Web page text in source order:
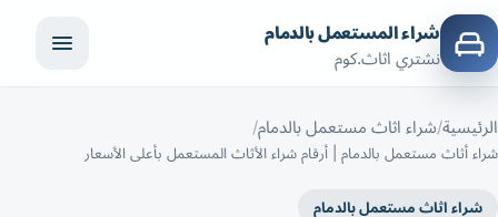
شراء المستعمل بالدمام
نشتري اثاث.كوم
الرئيسية شراء اثاث مستعمل بالدمام
شراء أثاث مستعمل بالدمام | أرقام شراء الأثاث المستعمل بأعلى الأسعار
شراء اثاث مستعمل بالدمام